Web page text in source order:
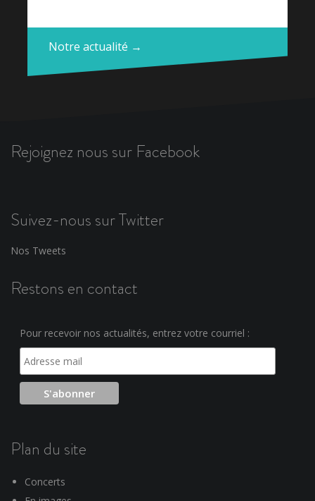
Notre actualité →
Rejoignez nous sur Facebook
Suivez-nous sur Twitter
Nos Tweets
Restons en contact
Pour recevoir nos actualités, entrez votre courriel :
Plan du site
Concerts